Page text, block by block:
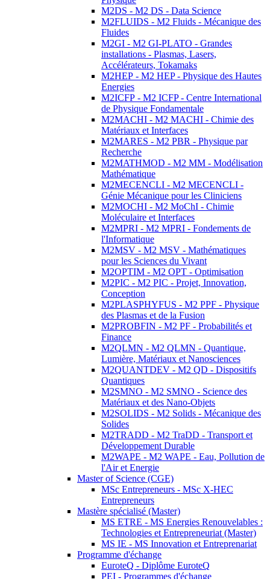
M2DS - M2 DS - Data Science
M2FLUIDS - M2 Fluids - Mécanique des
Fluides
M2GI - M2 GI-PLATO - Grandes
installations - Plasmas, Lasers,
Accélérateurs, Tokamaks
M2HEP - M2 HEP - Physique des Hautes
Energies
M2ICFP - M2 ICFP - Centre International
de Physique Fondamentale
M2MACHI - M2 MACHI - Chimie des
Matériaux et Interfaces
M2MARES - M2 PBR - Physique par
Recherche
M2MATHMOD - M2 MM - Modélisation
Mathématique
M2MECENCLI - M2 MECENCLI -
Génie Mécanique pour les Cliniciens
M2MOCHI - M2 MoChI - Chimie
Moléculaire et Interfaces
M2MPRI - M2 MPRI - Fondements de
l'Informatique
M2MSV - M2 MSV - Mathématiques
pour les Sciences du Vivant
M2OPTIM - M2 OPT - Optimisation
M2PIC - M2 PIC - Projet, Innovation,
Conception
M2PLASPHYFUS - M2 PPF - Physique
des Plasmas et de la Fusion
M2PROBFIN - M2 PF - Probabilités et
Finance
M2QLMN - M2 QLMN - Quantique,
Lumière, Matériaux et Nanosciences
M2QUANTDEV - M2 QD - Dispositifs
Quantiques
M2SMNO - M2 SMNO - Science des
Matériaux et des Nano-Objets
M2SOLIDS - M2 Solids - Mécanique des
Solides
M2TRADD - M2 TraDD - Transport et
Développement Durable
M2WAPE - M2 WAPE - Eau, Pollution de
l'Air et Energie
Master of Science (CGE)
MSc Entrepreneurs - MSc X-HEC
Entrepreneurs
Mastère spécialisé (Master)
MS ETRE - MS Energies Renouvelables :
Technologies et Entrepreneuriat (Master)
MS IE - MS Innovation et Entreprenariat
Programme d'échange
EuroteQ - Diplôme EuroteQ
PEI - Programmes d'échange